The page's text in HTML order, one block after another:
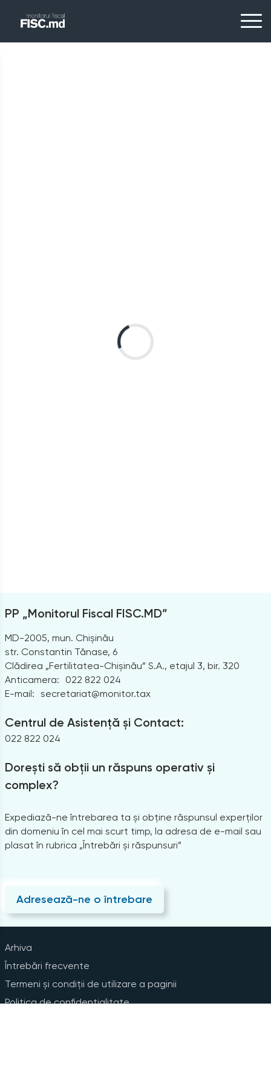
PP „Monitorul Fiscal FISC.MD”
MD-2005, mun. Chișinău
str. Constantin Tănase, 6
Clădirea „Fertilitatea-Chișinău” S.A., etajul 3, bir. 320
Anticamera:
022 822 024
E-mail: secretariat@monitor.tax
Centrul de Asistență și Contact:
022 822 024
Dorești să obții un răspuns operativ și
complex?
Expediază-ne întrebarea ta și obține răspunsul experților
din domeniu în cel mai scurt timp, la adresa de e-mail sau
plasat în rubrica „Întrebări și răspunsuri”
Adresează-ne o întrebare
Arhiva
Întrebări frecvente
Termeni și condiții de utilizare a paginii
Politica de confidențialitate